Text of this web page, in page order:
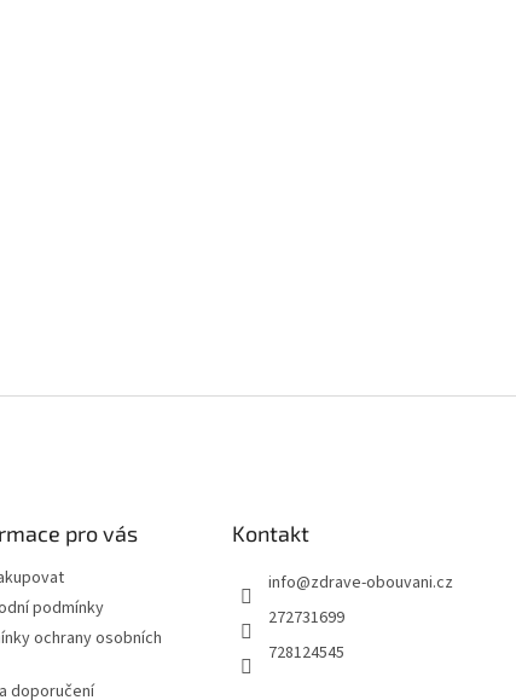
pro vás
podmínky
ochrany osobních
doporučení
Kontakt
info@zdrave-obouvani.cz
272731699
728124545